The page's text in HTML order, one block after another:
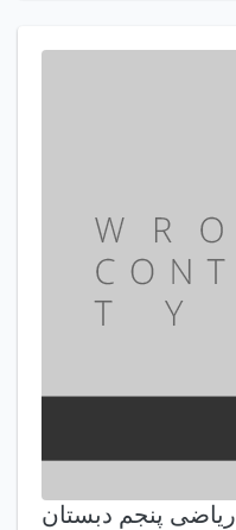
ریاضی پنجم دبستان